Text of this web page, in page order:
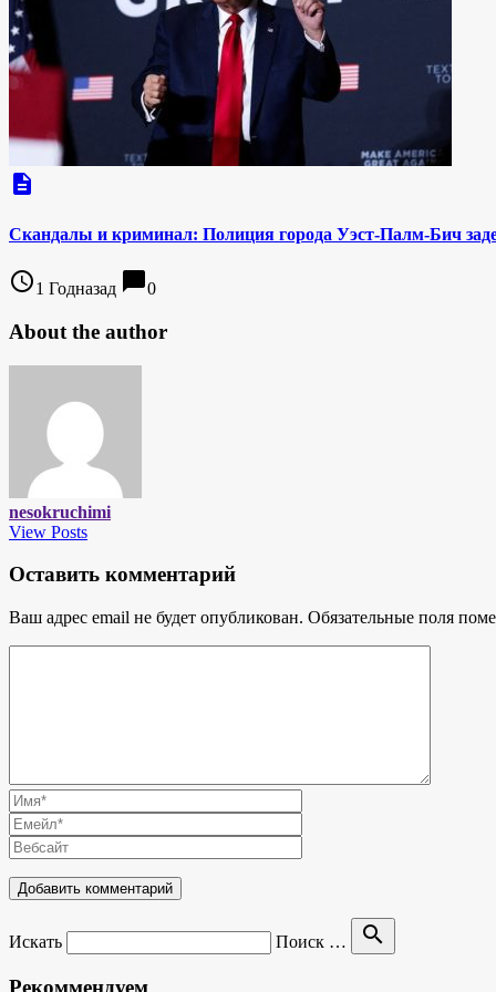
description
Скандалы и криминал: Полиция города Уэст-Палм-Бич
access_time1 Годназад chat_bubble0
About the author
nesokruchimi
View Posts
Оставить комментарий
Ваш адрес email не будет опубликован. Обязательные поля
Искать Поиск … search
Рекоммендуем